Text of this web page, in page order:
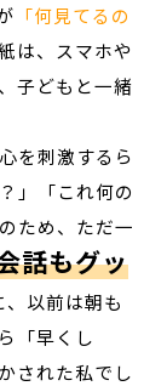
「何見てるの
は、スマホや
子どもと一緒
を刺激するら
」「これ何の
ため、ただ一
話もグッ
以前は朝も
「早くし
された私でし